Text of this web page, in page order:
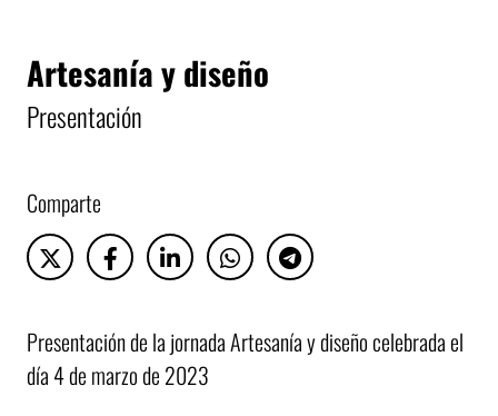
Artesanía y diseño
Presentación
Comparte
Presentación de la jornada Artesanía y diseño celebrada el
día 4 de marzo de 2023